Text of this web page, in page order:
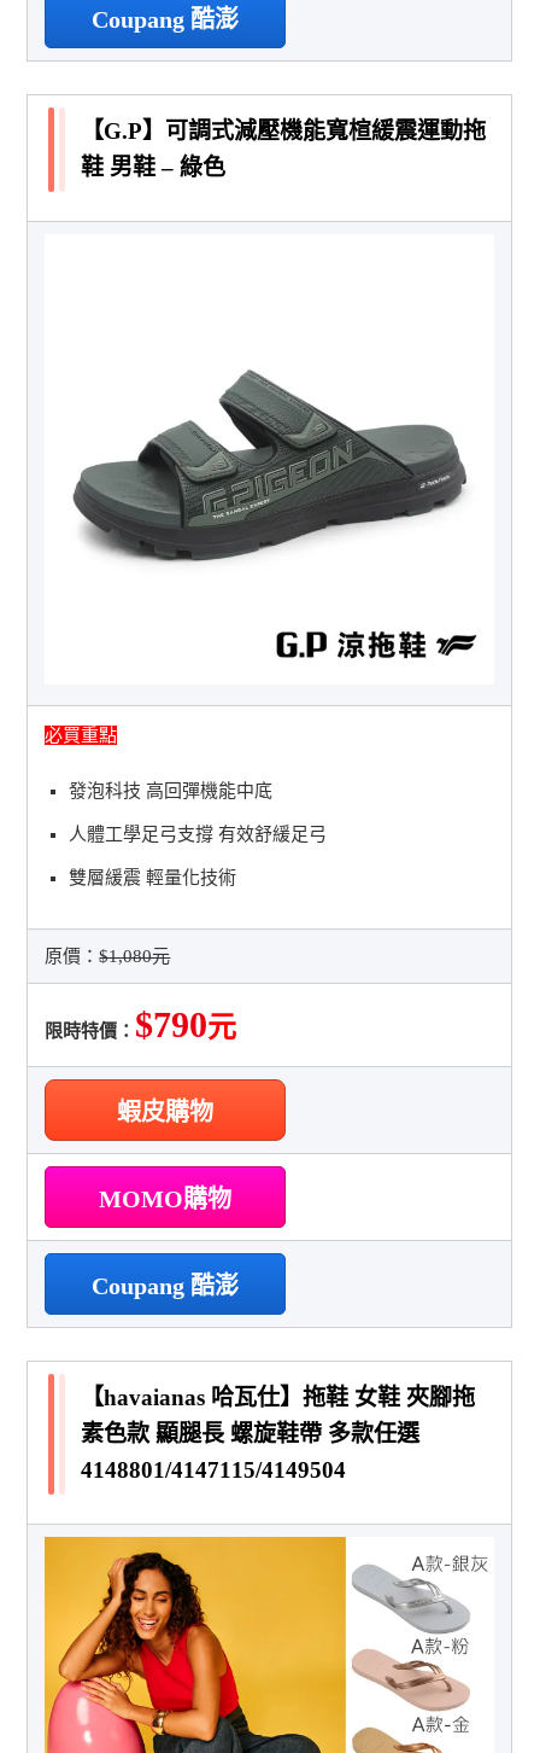
Coupang 酷澎
【G.P】可調式減壓機能寬楦緩震運動拖
鞋 男鞋 – 綠色
必買重點
發泡科技 高回彈機能中底
人體工學足弓支撐 有效舒緩足弓
雙層緩震 輕量化技術
原價：$1,080元
限時特價： $790元
蝦皮購物
MOMO購物
Coupang 酷澎
【havaianas 哈瓦仕】拖鞋 女鞋 夾腳拖
素色款 顯腿長 螺旋鞋帶 多款任選
4148801/4147115/4149504